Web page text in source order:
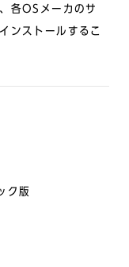
各OSメーカのサ
ンストールするこ
ク版